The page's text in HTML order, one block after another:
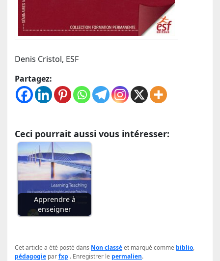
Denis Cristol, ESF
Partagez:
Ceci pourrait aussi vous intéresser:
Apprendre à
enseigner
Cet article a été posté dans Non classéet marqué comme biblio,
pédagogie parfxp . Enregistrer le permalien.